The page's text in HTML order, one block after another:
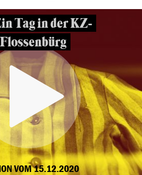
Tag in der KZ-
VOM 15.12.2020